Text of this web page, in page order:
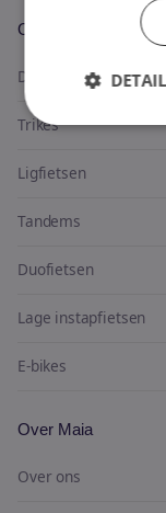
Onze fietsen
Driewielfietsen
Trikes
Ligfietsen
Tandems
Duofietsen
Lage instapfietsen
E-bikes
Over Maia
Over ons